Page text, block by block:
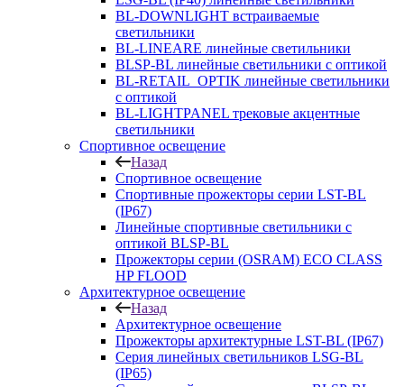
BL-DOWNLIGHT встраиваемые
светильники
BL-LINEARE линейные светильники
BLSP-BL линейные светильники с оптикой
BL-RETAIL_OPTIK линейные светильники
с оптикой
BL-LIGHTPANEL трековые акцентные
светильники
Спортивное освещение
Назад
Спортивное освещение
Спортивные прожекторы серии LST-BL
(IP67)
Линейные спортивные светильники с
оптикой BLSP-BL
Прожекторы серии (OSRAM) ECO CLASS
HP FLOOD
Архитектурное освещение
Назад
Архитектурное освещение
Прожекторы архитектурные LST-BL (IP67)
Серия линейных светильников LSG-BL
(IP65)